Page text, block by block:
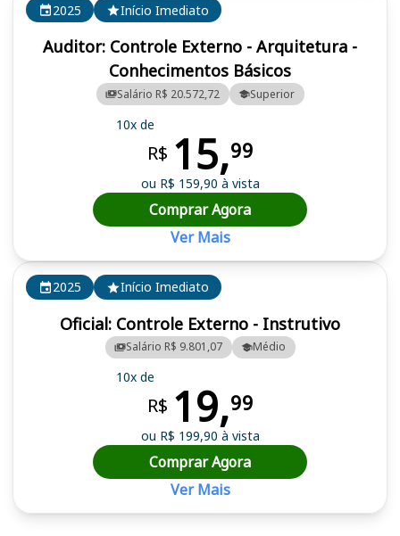
2025 Início Imediato
Oficial: Controle Externo - Instrutivo
Salário R$ 9.801,07 Médio
10x de
R$ 19,99
ou R$ 199,90 à vista
Comprar Agora
Ver Mais
2025 Início Imediato
Auditor: Controle Externo - Arquitetura -
Conhecimentos Básicos
Salário R$ 20.572,72 Superior
10x de
R$ 15,99
ou R$ 159,90 à vista
Comprar Agora
Ver Mais